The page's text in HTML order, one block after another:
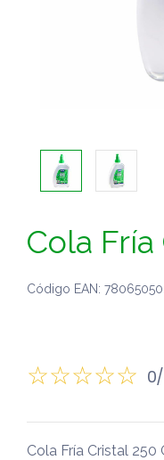
Cola
Código EAN:
Cola Fría Cristal